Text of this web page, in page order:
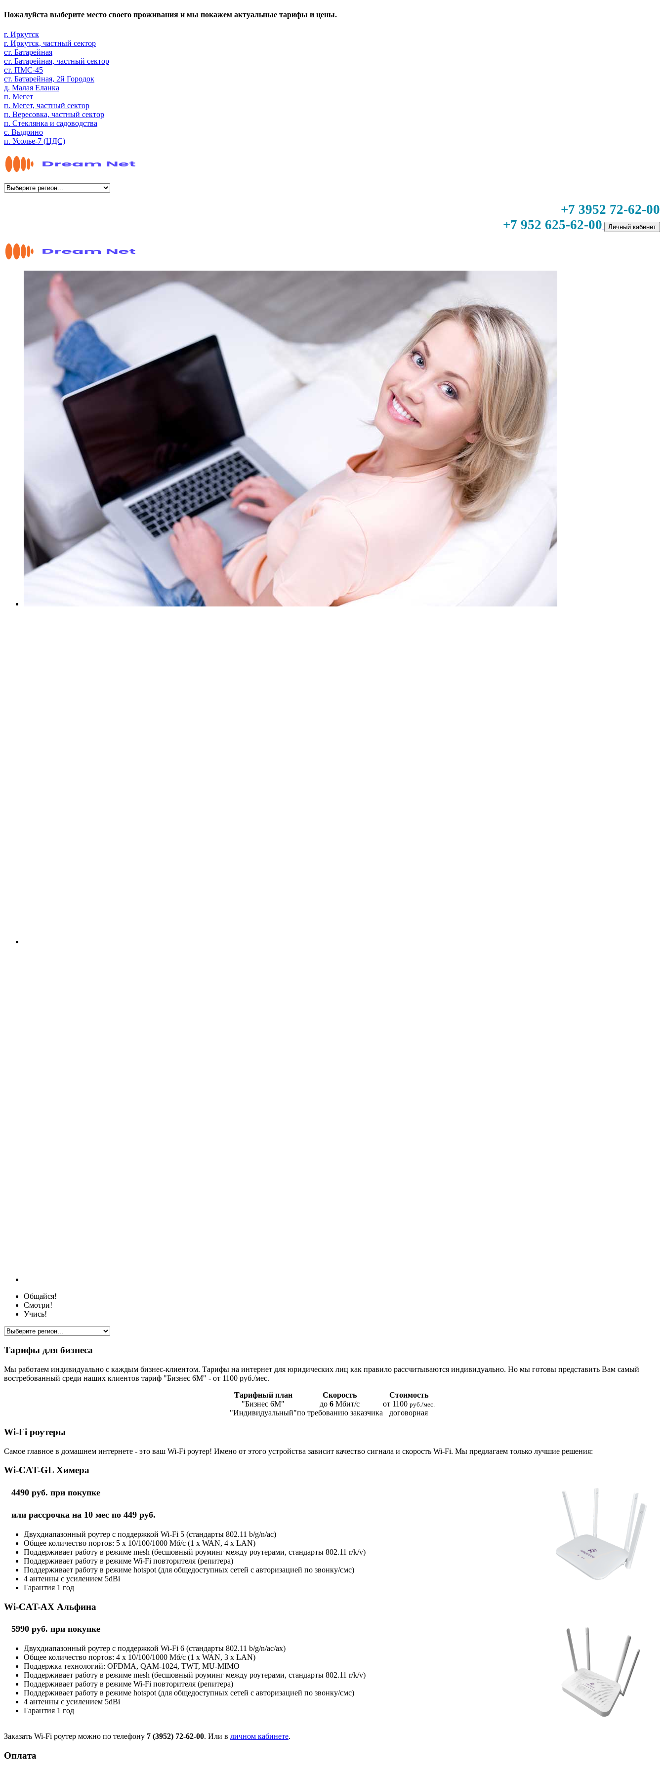
Пожалуйста выберите место своего проживания и мы покажем актуальные тарифы и цены.
г. Иркутск
г. Иркутск, частный сектор
ст. Батарейная
ст. Батарейная, частный сектор
ст. ПМС-45
ст. Батарейная, 2й Городок
д. Малая Еланка
п. Мегет
п. Мегет, частный сектор
п. Вересовка, частный сектор
п. Стеклянка и садоводства
с. Выдрино
п. Усолье-7 (ЦДС)
+7 3952 72-62-00
+7 952 625-62-00
Личный кабинет
Общайся!
Смотри!
Учись!
Тарифы для бизнеса
Мы работаем индивидуально с каждым бизнес-клиентом. Тарифы на интернет для юридических лиц как правило рассчитываются индивидуально. Но мы готовы представить Вам самый
востребованный среди наших клиентов тариф "Бизнес 6М" - от 1100 руб./мес.
Тарифный план
Скорость
Стоимость
"Бизнес 6М"
до 6 Мбит/с от 1100 руб./мес.
"Индивидуальный"по требованию заказчика договорная
Wi-Fi роутеры
Самое главное в домашнем интернете - это ваш Wi-Fi роутер! Имено от этого устройства зависит качество сигнала и скорость Wi-Fi. Мы предлагаем только лучшие решения:
Wi-CAT-GL Химера
4490 руб. при покупке
или рассрочка на 10 мес по 449 руб.
Двухдиапазонный роутер с поддержкой Wi-Fi 5 (стандарты 802.11 b/g/n/ac)
Общее количество портов: 5 х 10/100/1000 Мб/с (1 x WAN, 4 x LAN)
Поддерживает работу в режиме mesh (бесшовный роуминг между роутерами, стандарты 802.11 r/k/v)
Поддерживает работу в режиме Wi-Fi повторителя (репитера)
Поддерживает работу в режиме hotspot (для общедоступных сетей с авторизацией по звонку/смс)
4 антенны с усилением 5dBi
Гарантия 1 год
Wi-CAT-AX Альфина
5990 руб. при покупке
Двухдиапазонный роутер с поддержкой Wi-Fi 6 (стандарты 802.11 b/g/n/ac/ax)
Общее количество портов: 4 х 10/100/1000 Мб/с (1 x WAN, 3 x LAN)
Поддержка технологий: OFDMA, QAM-1024, TWT, MU-MIMO
Поддерживает работу в режиме mesh (бесшовный роуминг между роутерами, стандарты 802.11 r/k/v)
Поддерживает работу в режиме Wi-Fi повторителя (репитера)
Поддерживает работу в режиме hotspot (для общедоступных сетей с авторизацией по звонку/смс)
4 антенны с усилением 5dBi
Гарантия 1 год
Заказать Wi-Fi роутер можно по телефону 7 (3952) 72-62-00. Или в личном кабинете.
Оплата